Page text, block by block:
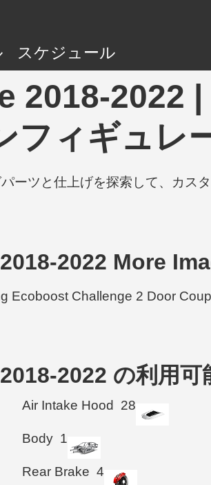
スケジュール
2018-2022 |
フィギュレ
ーツと仕上げを探索して、カス
2022 More
2022 の利用可
Air Intake Hood 28
Body 1
Rear Brake 4